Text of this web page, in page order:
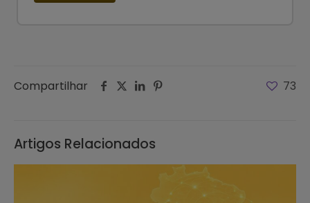
Compartilhar 73
Artigos Relacionados